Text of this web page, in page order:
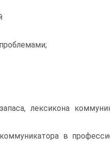
лексикона
в